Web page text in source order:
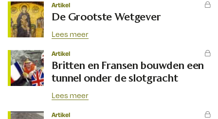
Artikel
De Grootste Wetgever
Lees meer
Artikel
Britten en Fransen bouwden een
tunnel onder de slotgracht
Lees meer
Artikel